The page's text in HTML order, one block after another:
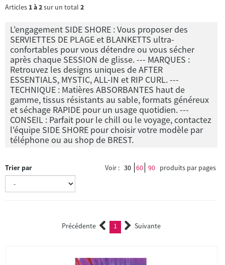
Articles 1à2sur un total 2
L'engagement SIDE SHORE : Vous proposer des
SERVIETTES DE PLAGE et BLANKETTS ultra-
confortables pour vous détendre ou vous sécher
après chaque SESSION de glisse. --- MARQUES :
Retrouvez les designs uniques de AFTER
ESSENTIALS, MYSTIC, ALL-IN et RIP CURL. ---
TECHNIQUE : Matières ABSORBANTES haut de
gamme, tissus résistants au sable, formats généreux
et séchage RAPIDE pour un usage quotidien. ---
CONSEIL : Parfait pour le chill ou le voyage, contactez
l'équipe SIDE SHORE pour choisir votre modèle par
téléphone ou au shop de BREST.
Trier par Voir : 30 60 90 produits par pages
Précédente 1 (current)Suivante